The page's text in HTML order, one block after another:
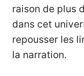
raison de plus
dans cet
repousser les
la narration.